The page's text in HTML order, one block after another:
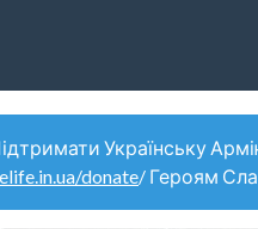
Українську
donate/ Героям